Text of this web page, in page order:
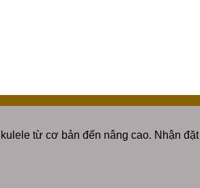
từ cơ bản đến nâng cao. Nhận